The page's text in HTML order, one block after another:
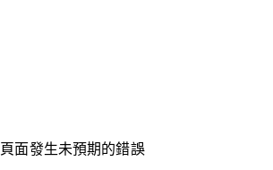
頁面發生未預期的錯誤